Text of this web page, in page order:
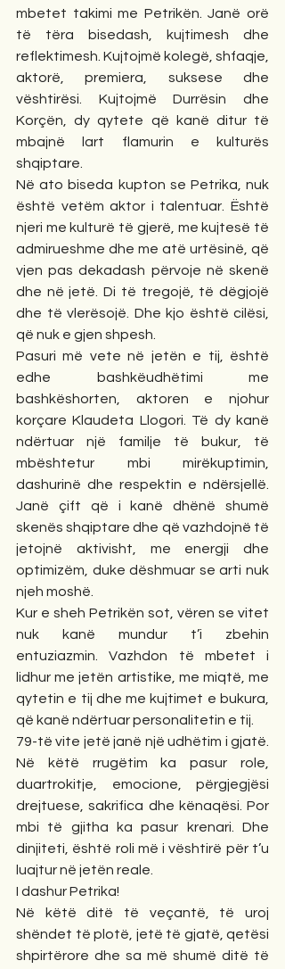
mbetet takimi me Petrikën. Janë orë
të tëra bisedash, kujtimesh dhe
reflektimesh. Kujtojmë kolegë, shfaqje,
aktorë, premiera, suksese dhe
vështirësi. Kujtojmë Durrësin dhe
Korçën, dy qytete që kanë ditur të
mbajnë lart flamurin e kulturës
shqiptare.
Në ato biseda kupton se Petrika, nuk
është vetëm aktor i talentuar. Është
njeri me kulturë të gjerë, me kujtesë të
admirueshme dhe me atë urtësinë, që
vjen pas dekadash përvoje në skenë
dhe në jetë. Di të tregojë, të dëgjojë
dhe të vlerësojë. Dhe kjo është cilësi,
që nuk e gjen shpesh.
Pasuri më vete në jetën e tij, është
edhe bashkëudhëtimi me
bashkëshorten, aktoren e njohur
korçare Klaudeta Llogori. Të dy kanë
ndërtuar një familje të bukur, të
mbështetur mbi mirëkuptimin,
dashurinë dhe respektin e ndërsjellë.
Janë çift që i kanë dhënë shumë
skenës shqiptare dhe që vazhdojnë të
jetojnë aktivisht, me energji dhe
optimizëm, duke dëshmuar se arti nuk
njeh moshë.
Kur e sheh Petrikën sot, vëren se vitet
nuk kanë mundur t’i zbehin
entuziazmin. Vazhdon të mbetet i
lidhur me jetën artistike, me miqtë, me
qytetin e tij dhe me kujtimet e bukura,
që kanë ndërtuar personalitetin e tij.
79-të vite jetë janë një udhëtim i gjatë.
Në këtë rrugëtim ka pasur role,
duartrokitje, emocione, përgjegjësi
drejtuese, sakrifica dhe kënaqësi. Por
mbi të gjitha ka pasur krenari. Dhe
dinjiteti, është roli më i vështirë për t’u
luajtur në jetën reale.
I dashur Petrika!
Në këtë ditë të veçantë, të uroj
shëndet të plotë, jetë të gjatë, qetësi
shpirtërore dhe sa më shumë ditë të